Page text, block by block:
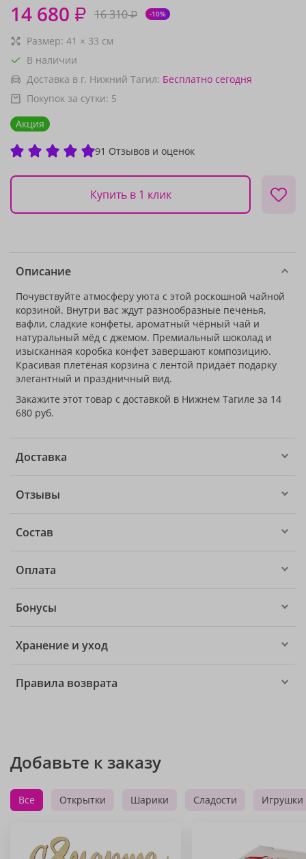
14 680 ₽ 16 310₽ -10%
Размер: 41 × 33 см
В наличии
Доставка в г. Нижний Тагил: Бесплатно сегодня
Покупок за сутки: 5
Акция
91 Отзывов и оценок
Купить в 1 клик
Описание
Почувствуйте атмосферу уюта с этой роскошной чайной
корзиной. Внутри вас ждут разнообразные печенья,
вафли, сладкие конфеты, ароматный чёрный чай и
натуральный мёд с джемом. Премиальный шоколад и
изысканная коробка конфет завершают композицию.
Красивая плетёная корзина с лентой придаёт подарку
элегантный и праздничный вид.
Закажите этот товар с доставкой в Нижнем Тагиле за 14
680 руб.
Доставка
Отзывы
Состав
Оплата
Бонусы
Хранение и уход
Правила возврата
Добавьте к заказу
Все Открытки Шарики Сладости Игрушки